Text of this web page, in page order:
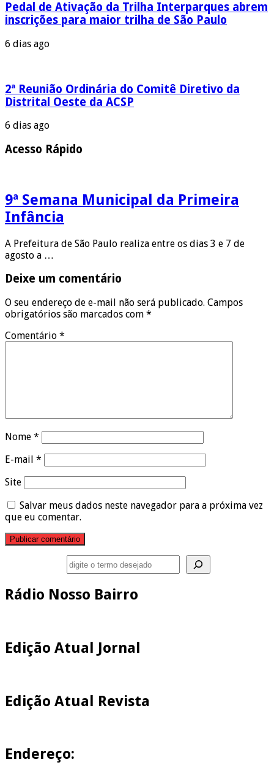
Pedal de Ativação da Trilha Interparques abrem
inscrições para maior trilha de São Paulo
6 dias ago
2ª Reunião Ordinária do Comitê Diretivo da
Distrital Oeste da ACSP
6 dias ago
Acesso Rápido
9ª Semana Municipal da Primeira
Infância
A Prefeitura de São Paulo realiza entre os dias 3 e 7 de
agosto a …
Deixe um comentário
O seu endereço de e-mail não será publicado. Campos
obrigatórios são marcados com *
Comentário *
Nome *
E-mail *
Site
Salvar meus dados neste navegador para a próxima vez
que eu comentar.
Rádio Nosso Bairro
Edição Atual Jornal
Edição Atual Revista
Endereço: